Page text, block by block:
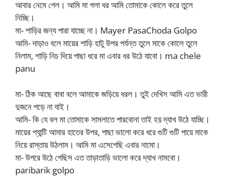
আবার নেমে গেল। আমি মা গলা ধর আমি তোমাকে কোলে করে তুলে
নিচ্ছি।
মা- শাড়ির জন্য পারা যাচ্ছে না। Mayer PasaChoda Golpo
আমি- দাড়াও বলে মায়ের শাড়ি হাটু উপর পর্যন্ত তুলে মাকে কোলে তুলে
নিলাম, শাড়ি নিচ দিয়ে পাছা ধরে মা এবার ধর উঠে যাবো। ma chele
panu
মা- ঠিক আছে বাবা বলে আমাকে জড়িয়ে ধরল। তুই দেখিস আমি এত ভারী
দুজনে পড়ে না যাই।
আমি- কি যে বল মা তোমাকে সামলাতে পারবোনা তাই হয় দ্যাখ উঠে যাচ্ছি।
মায়ের প্যান্টি আমার হাতের উপর, পাছা ভালো করে ধরে গুটি গুটি পায়ে মাকে
নিয়ে রাস্তায় উঠলাম। আমি মা এসেগেছি এবার নামো।
মা- উপরে উঠে গেছিস এত তাড়াতাড়ি ভালো করে দ্যাখ নামবো।
paribarik golpo